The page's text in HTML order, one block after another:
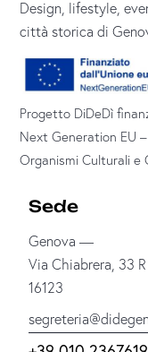
Design, lifestyle,
città storica di
Progetto DiDeDì
Next Generation EU
Organismi Culturali e
Sede
Genova —
Via Chiabrera, 33 R
16123